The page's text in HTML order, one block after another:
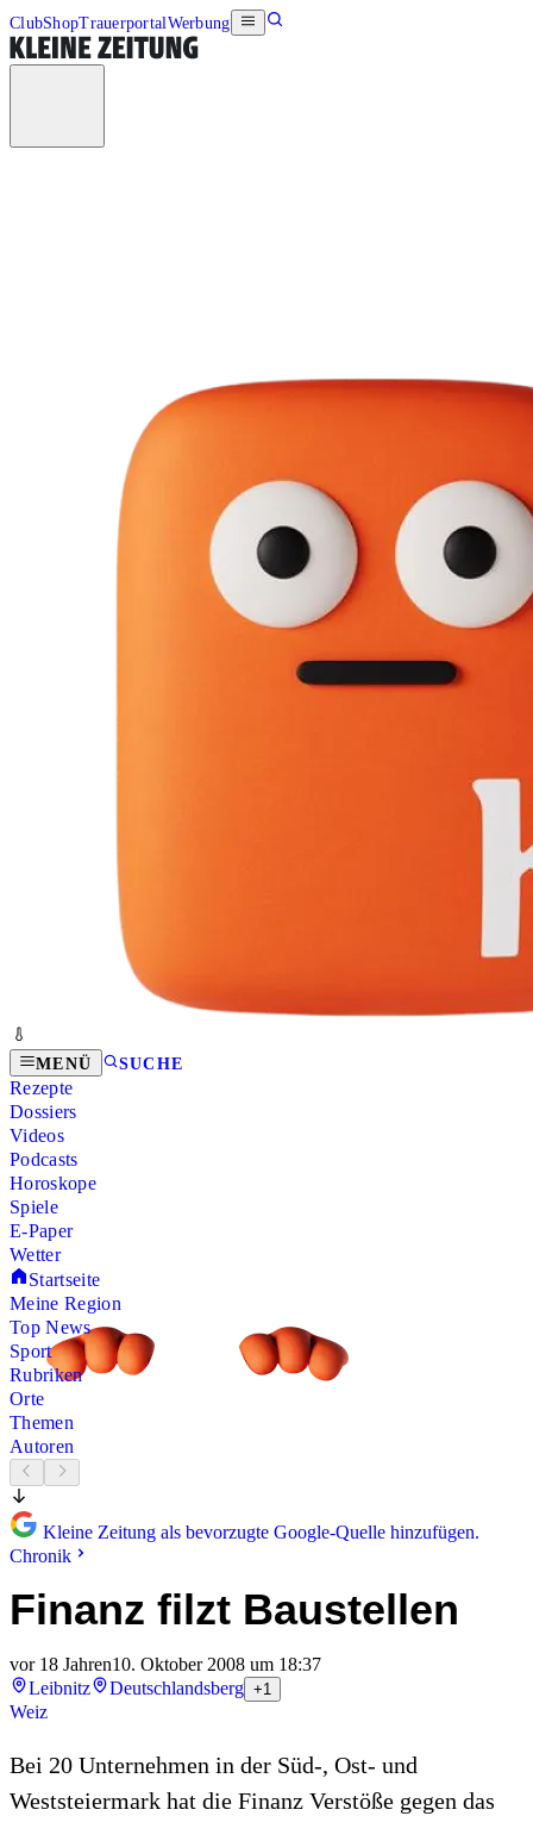
ClubShopTrauerportalWerbung
MENÜ SUCHE
Rezepte
Dossiers
Videos
Podcasts
Horoskope
Spiele
E-Paper
Wetter
Startseite
Meine Region
Top News
Sport
Rubriken
Orte
Themen
Autoren
Kleine Zeitung als bevorzugte Google-Quelle hinzufügen.
Chronik
Finanz filzt Baustellen
vor 18 Jahren10. Oktober 2008 um 18:37
Leibnitz
Deutschlandsberg +1
Weiz
Bei 20 Unternehmen in der Süd-, Ost- und
Weststeiermark hat die Finanz Verstöße gegen das